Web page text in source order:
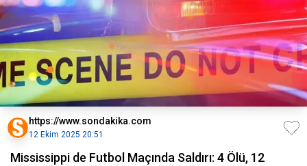
https://www.sondakika.com
12 Ekim 2025 20:51
Mississippi de Futbol Maçında Saldırı: 4 Ölü, 12